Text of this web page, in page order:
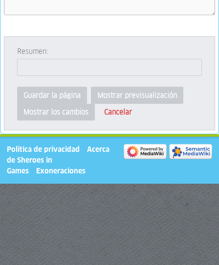
Resumen:
Guardar la página
Mostrar previsualización
Mostrar los cambios
Cancelar
Política de privacidad
Acerca
de Sheroes in
Games
Exoneraciones